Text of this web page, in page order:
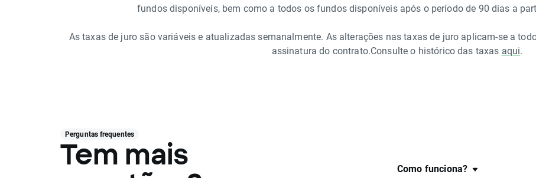
fundos disponíveis, bem como a todos os fundos disponíveis após o período de 90 dias a
As taxas de juro são variáveis e atualizadas semanalmente. As alterações nas taxas de juro aplicam-se a
assinatura do contrato.Consulte o histórico das taxas aqui.
Perguntas frequentes
Tem mais
Como funciona?